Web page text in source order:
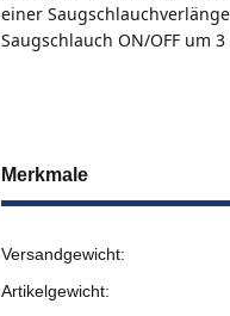
einer
Saugschlauch ON/OFF um
Merkmale
Versandgewicht:
Artikelgewicht: